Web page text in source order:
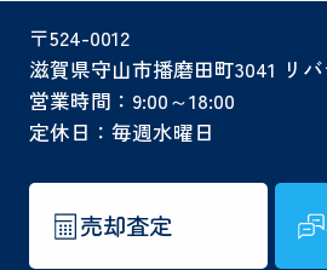
〒524-0012
滋賀県守山市播磨田町3041 リ
営業時間：9:00～18:00
定休日：毎週水曜日
売却査定